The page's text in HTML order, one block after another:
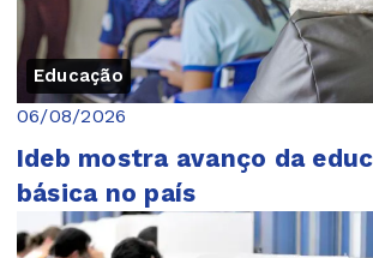
Educação
06/08/2026
Ideb mostra avanço da
básica no país